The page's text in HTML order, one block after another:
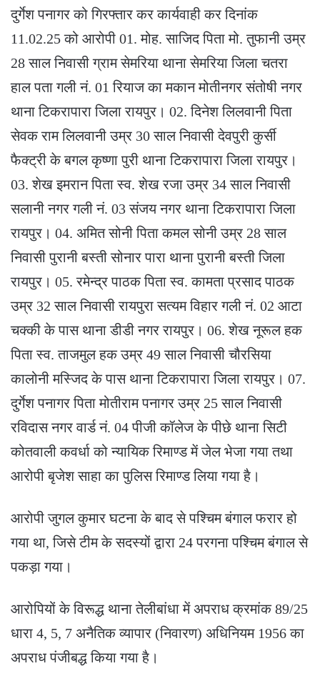
दुर्गेश पनागर को गिरफ्तार कर कार्यवाही कर दिनांक
11.02.25 को आरोपी 01. मोह. साजिद पिता मो. तुफानी उम्र
28 साल निवासी ग्राम सेमरिया थाना सेमरिया जिला चतरा
हाल पता गली नं. 01 रियाज का मकान मोतीनगर संतोषी नगर
थाना टिकरापारा जिला रायपुर। 02. दिनेश लिलवानी पिता
सेवक राम लिलवानी उम्र 30 साल निवासी देवपुरी कुर्सी
फैक्ट्री के बगल कृष्णा पुरी थाना टिकरापारा जिला रायपुर।
03. शेख इमरान पिता स्व. शेख रजा उम्र 34 साल निवासी
सलानी नगर गली नं. 03 संजय नगर थाना टिकरापारा जिला
रायपुर। 04. अमित सोनी पिता कमल सोनी उम्र 28 साल
निवासी पुरानी बस्ती सोनार पारा थाना पुरानी बस्ती जिला
रायपुर। 05. रमेन्द्र पाठक पिता स्व. कामता प्रसाद पाठक
उम्र 32 साल निवासी रायपुरा सत्यम विहार गली नं. 02 आटा
चक्की के पास थाना डीडी नगर रायपुर। 06. शेख नूरूल हक
पिता स्व. ताजमुल हक उम्र 49 साल निवासी चौरसिया
कालोनी मस्जिद के पास थाना टिकरापारा जिला रायपुर। 07.
दुर्गेश पनागर पिता मोतीराम पनागर उम्र 25 साल निवासी
रविदास नगर वार्ड नं. 04 पीजी कॉलेज के पीछे थाना सिटी
कोतवाली कवर्धा को न्यायिक रिमाण्ड में जेल भेजा गया तथा
आरोपी बृजेश साहा का पुलिस रिमाण्ड लिया गया है।
आरोपी जुगल कुमार घटना के बाद से पश्चिम बंगाल फरार हो
गया था, जिसे टीम के सदस्यों द्वारा 24 परगना पश्चिम बंगाल से
पकड़ा गया।
आरोपियों के विरूद्ध थाना तेलीबांधा में अपराध क्रमांक 89/25
धारा 4, 5, 7 अनैतिक व्यापार (निवारण) अधिनियम 1956 का
अपराध पंजीबद्ध किया गया है।